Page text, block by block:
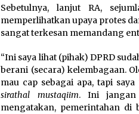
Sebetulnya, lanjut RA,
memperlihatkan upaya protes
sangat terkesan memandang
“Ini saya lihat (pihak) DPRD
berani (secara) kelembagaan.
mau cap sebagai apa, tapi
sirathal mustaqiim. Ini jangan
mengatakan, pemerintahan di